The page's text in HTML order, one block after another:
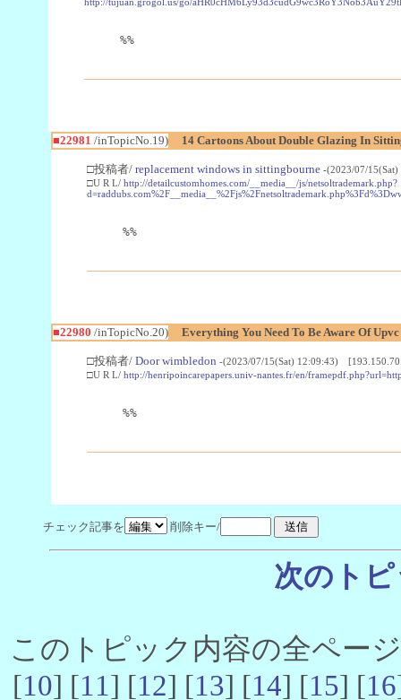
%%
■22981 /inTopicNo.19) 14 Cartoons About Double Glazing In
□投稿者/ replacement windows in sittingbourne -(2023/07/
□U R L/ http://detailcustomhomes.com/__media__/js/netsoltrademark.php?
%%
■22980 /inTopicNo.20) Everything You Need To Be Aware Of
□投稿者/ Door wimbledon -(2023/07/15(Sat) 12:09:43)
□U R L/ http://henripoincarepapers.univ-nantes.fr/en/
%%
チェック記事を 削除キー/
次のト
このトピック内容の全ペー
[10] [11] [12] [13] [14] [15] [16